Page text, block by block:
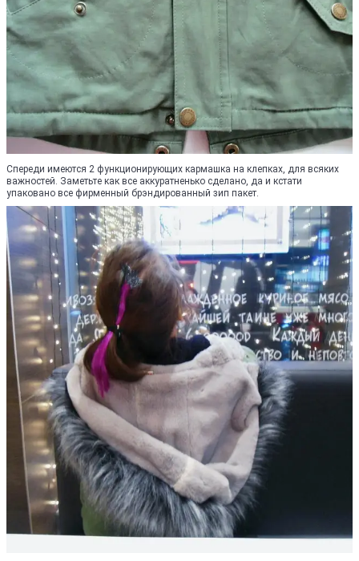
Спереди имеются 2 функционирующих кармашка на клепках, для всяких
важностей. Заметьте как все аккуратненько сделано, да и кстати
упаковано все фирменный брэндированный зип пакет.